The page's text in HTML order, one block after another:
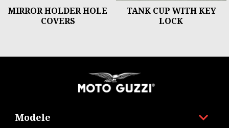
MIRROR HOLDER HOLE
COVERS
TANK CUP WITH KEY
LOCK
Modele